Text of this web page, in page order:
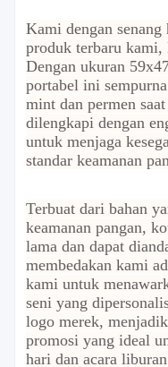
Kami dengan
produk terbaru
Dengan ukuran
portabel ini
mint dan permen
dilengkapi dengan
untuk menjaga
standar keamanan
Terbuat dari bahan
keamanan pangan,
lama dan dapat
membedakan kami
kami untuk
seni yang
logo merek,
promosi yang ideal
hari dan acara